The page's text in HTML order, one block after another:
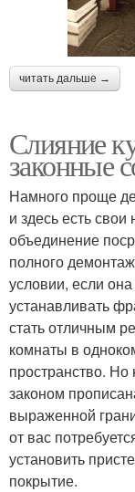
читать дальше →
Слияние
законные
Намного проще
и здесь есть
объединение
полного
условии, если
устанавливать
стать отличным
комнаты в
пространство.
законом
выраженной
от вас
установить
покрытие.